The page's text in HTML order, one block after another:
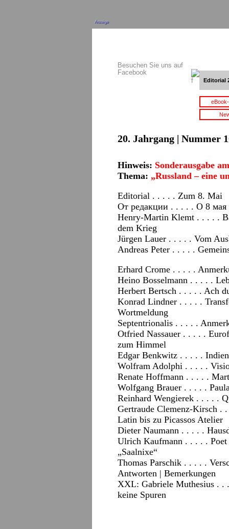
Anzeige
Besuchen Sie uns auf
Facebook
Editorial
20. Jahrgang | Nummer
Hinweis: Sonderausgabe
Thema: „Russland – eine
Editorial . . . . . Zum 8. Mai
От редакции . . . . . О 8 мая
Henry-Martin Klemt . . . . .
dem Krieg
Jürgen Lauer . . . . . Vom
Andreas Peter . . . . .
Erhard Crome . . . . .
Heino Bosselmann . . . . .
Herbert Bertsch . . . . . Ach
Konrad Lindner . . . . .
Wortmeldung
Septentrionalis . . . . .
Otfried Nassauer . . . . .
zum Himmel
Edgar Benkwitz . . . . .
Wolfram Adolphi . . . . .
Renate Hoffmann . . . . .
Wolfgang Brauer . . . . .
Reinhard Wengierek . . . . .
Gertraude Clemenz-Kirsch .
Latin bis zu Picassos Atelier
Dieter Naumann . . . . .
Ulrich Kaufmann . . . . . Poet
„Saalnixe“
Thomas Parschik . . . . .
Antworten | Bemerkungen
XXL: Gabriele Muthesius . .
keine Spuren